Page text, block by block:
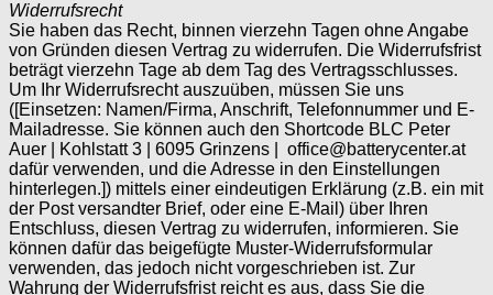
Widerrufsrecht
Sie haben das Recht, binnen vierzehn Tagen ohne Angabe
von Gründen diesen Vertrag zu widerrufen. Die Widerrufsfrist
beträgt vierzehn Tage ab dem Tag des Vertragsschlusses.
Um Ihr Widerrufsrecht auszuüben, müssen Sie uns
([Einsetzen: Namen/Firma, Anschrift, Telefonnummer und E-
Mailadresse. Sie können auch den Shortcode BLC Peter
Auer | Kohlstatt 3 | 6095 Grinzens | office@batterycenter.at
dafür verwenden, und die Adresse in den Einstellungen
hinterlegen.]) mittels einer eindeutigen Erklärung (z.B. ein mit
der Post versandter Brief, oder eine E-Mail) über Ihren
Entschluss, diesen Vertrag zu widerrufen, informieren. Sie
können dafür das beigefügte Muster-Widerrufsformular
verwenden, das jedoch nicht vorgeschrieben ist. Zur
Wahrung der Widerrufsfrist reicht es aus, dass Sie die